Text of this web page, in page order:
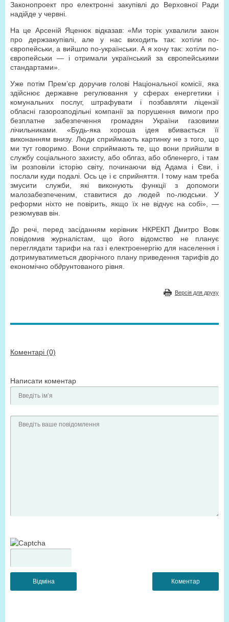
Законопроект про електронні закупівлі до Верховної Ради
надійде у червні.
На це Арсеній Яценюк відказав: «Ми торік ухвалили закон
про держзакупівлі, але у нас виходить так: хотіли по-
європейськи, а вийшло по-українськи. А я хочу так: хотіли по-
європейськи — і отримали український за європейськими
стандартами».
Уже потім Прем’єр доручив голові Національної комісії, яка
здійснює державне регулювання у сферах енергетики і
комунальних послуг, штрафувати і позбавляти ліцензії
обласні газорозподільні компанії за порушення вимоги про
безплатне забезпечення громадян України газовими
лічильниками. «Будь-яка хороша ідея вбивається її
виконанням внизу. Люди сприймають картинку не з того, що
ми тут говоримо. Вони сприймають те, що вони прийшли в
службу соціального захисту, або облгаз, або обленерго, і там
їм розповіли історію світу, починаючи від Адама і Єви, і
послали куди подалі. Ось це і є сприйняття. І тому нам треба
змусити служби, які виконують функції з допомоги
малозабезпеченим, ставитися до людей по-людськи. У
реформи ніхто не повірить, якщо їх не відчує на собі», —
резюмував він.
До речі, перед засіданням керівник НКРЕКП Дмитро Вовк
повідомив журналістам, що його відомство не планує
переглядати тарифи на газ і електроенергію для населення і
дотримуватиметься дворічного плану приведення тарифів до
економічно об∂рунтованого рівня.
Версія для друку
Коментарі (0)
Написати коментар